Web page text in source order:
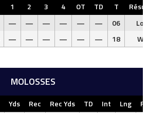
1 2 3 4 OT TD T
— — — — — — 06
— — — — — — 18
MOLOSSES
Yds Rec Rec Yds TD Int Lng